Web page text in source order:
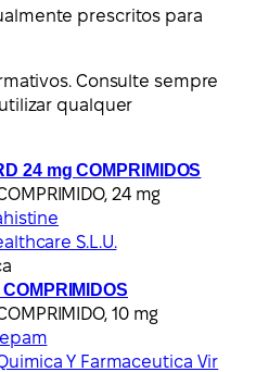
prescritos para
Consulte sempre
qualquer
24 mg COMPRIMIDOS
24 mg
S.L.U.
10 mg
Y Farmaceutica Vir